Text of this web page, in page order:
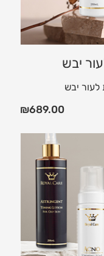
יבש
לעור יבש
₪689.00